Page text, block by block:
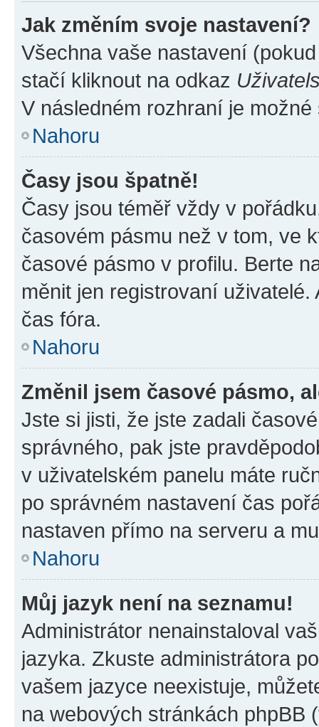
Jak změním svoje nastavení?
Všechna vaše nastavení
stačí kliknout na odkaz
V následném rozhraní je
Nahoru
Časy jsou špatně!
Časy jsou téměř vždy v
časovém pásmu než v tom, ve
časové pásmo v profilu. Berte
měnit jen registrovaní
čas fóra.
Nahoru
Změnil jsem časové pásmo,
Jste si jisti, že jste zadali
správného, pak jste
v uživatelském panelu máte
po správném nastavení čas
nastaven přímo na serveru a
Nahoru
Můj jazyk není na seznamu!
Administrátor nenainstaloval
jazyka. Zkuste administrátora
vašem jazyce neexistuje,
na webových stránkách phpBB